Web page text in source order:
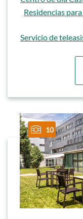
Ir a
Residencias
Ir a
Servicio de
10